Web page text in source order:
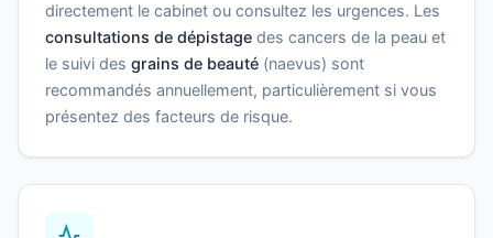
directement le cabinet ou consultez les urgences. Les
consultations de dépistage des cancers de la peau et
le suivi des grains de beauté (naevus) sont
recommandés annuellement, particulièrement si vous
présentez des facteurs de risque.